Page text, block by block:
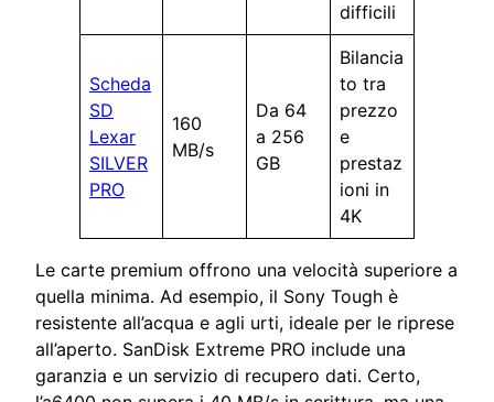
difficili
Scheda
SD
Lexar
SILVER
PRO
160
MB/s
Da 64
a 256
GB
Bilancia
to tra
prezzo
e
prestaz
ioni in
4K
Le carte premium offrono una velocità superiore a
quella minima. Ad esempio, il Sony Tough è
resistente all’acqua e agli urti, ideale per le riprese
all’aperto. SanDisk Extreme PRO include una
garanzia e un servizio di recupero dati. Certo,